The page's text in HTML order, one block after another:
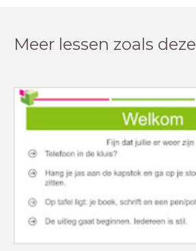
Meer lessen zoals deze